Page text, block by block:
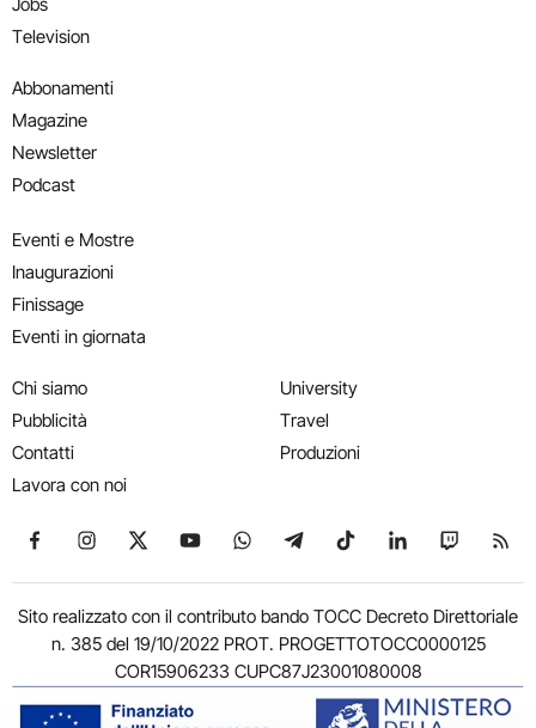
Television
Abbonamenti
Magazine
Newsletter
Podcast
Eventi e Mostre
Inaugurazioni
Finissage
Eventi in giornata
Chi siamo
Pubblicità
Contatti
Lavora con noi
University
Travel
Produzioni
Seguici su Facebook
Seguici su Instagram
Seguici su X
Seguici su YouTube
Seguici su WhatsApp
Seguici su Telegram
Seguici su TikTok
Seguici su
Seguici
Sito realizzato con il contributo bando TOCC Decreto Direttoriale
n. 385 del 19/10/2022 PROT. PROGETTOTOCC0000125
COR15906233 CUPC87J23001080008